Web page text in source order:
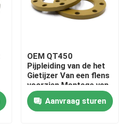
OEM QT450
Pijpleiding van de het
Gietijzer Van een flens
voorzien Montage van
de Zand de Gietende
Flens Kneedbare
Aanvraag sturen